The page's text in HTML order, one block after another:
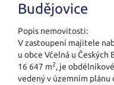
Budějovice
Popis nemovitosti:
V zastoupení majitele
u obce Včelná u Českých
16 647 m2, je
vedený v územním plánu